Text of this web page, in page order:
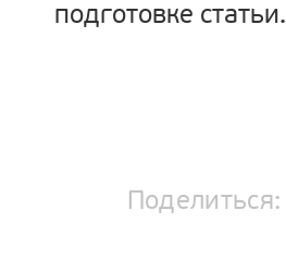
подготовке статьи.
Поделиться: